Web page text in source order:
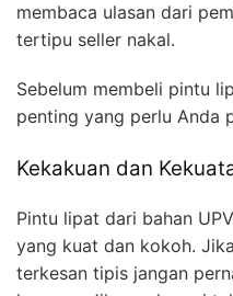
membaca ulasan dari
tertipu seller nakal.
Sebelum membeli pintu
penting yang perlu Anda
Kekakuan dan
Pintu lipat dari bahan
yang kuat dan kokoh.
terkesan tipis jangan